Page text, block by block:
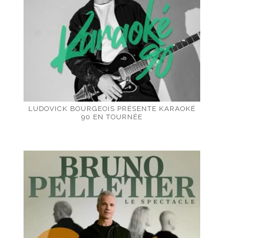
LUDOVICK BOURGEOIS PRÉSENTE KARAOKÉ
90 EN TOURNÉE